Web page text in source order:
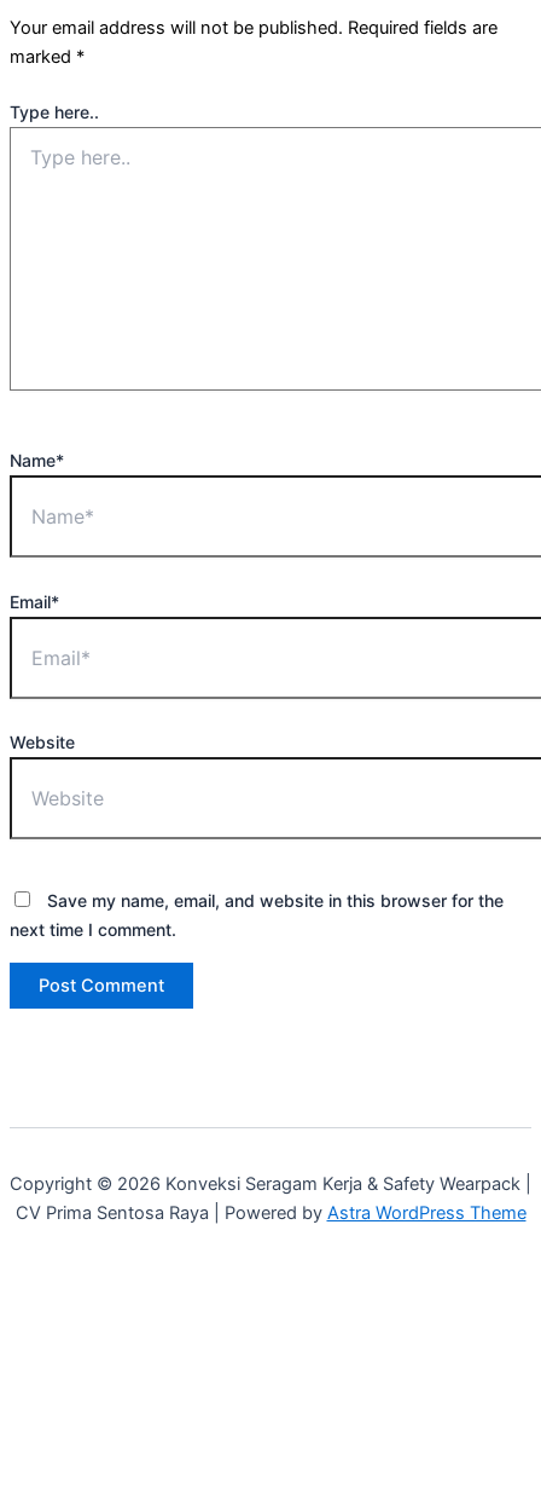
Your email address will not be published. Required fields are
marked *
Type here..
Name*
Email*
Website
Save my name, email, and website in this browser for the
next time I comment.
Copyright © 2026 Konveksi Seragam Kerja & Safety Wearpack |
CV Prima Sentosa Raya | Powered by Astra WordPress Theme